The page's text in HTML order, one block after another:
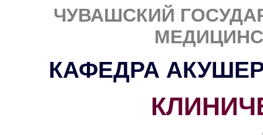
ЧУВАШСКИЙ
КАФЕДРА